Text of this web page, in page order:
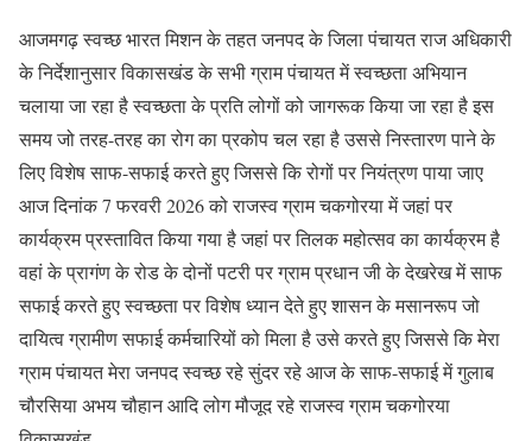
आजमगढ़ स्वच्छ भारत मिशन के तहत जनपद के जिला पंचायत राज अधिकारी
के निर्देशानुसार विकासखंड के सभी ग्राम पंचायत में स्वच्छता अभियान
चलाया जा रहा है स्वच्छता के प्रति लोगों को जागरूक किया जा रहा है इस
समय जो तरह-तरह का रोग का प्रकोप चल रहा है उससे निस्तारण पाने के
लिए विशेष साफ-सफाई करते हुए जिससे कि रोगों पर नियंत्रण पाया जाए
आज दिनांक 7 फरवरी 2026 को राजस्व ग्राम चकगोरया में जहां पर
कार्यक्रम प्रस्तावित किया गया है जहां पर तिलक महोत्सव का कार्यक्रम है
वहां के प्रागंण के रोड के दोनों पटरी पर ग्राम प्रधान जी के देखरेख में साफ
सफाई करते हुए स्वच्छता पर विशेष ध्यान देते हुए शासन के मसानरूप जो
दायित्व ग्रामीण सफाई कर्मचारियों को मिला है उसे करते हुए जिससे कि मेरा
ग्राम पंचायत मेरा जनपद स्वच्छ रहे सुंदर रहे आज के साफ-सफाई में गुलाब
चौरसिया अभय चौहान आदि लोग मौजूद रहे राजस्व ग्राम चकगोरया